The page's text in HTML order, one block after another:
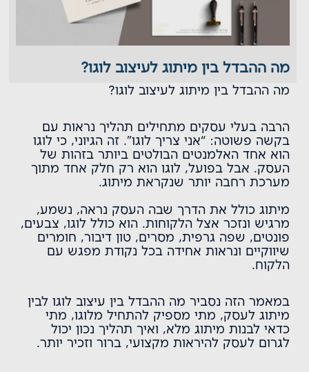
מה ההבדל בין מיתוג לעיצוב לוגו?
מה ההבדל בין מיתוג לעיצוב לוגו?
הרבה בעלי עסקים מתחילים תהליך נראות עם
בקשה פשוטה: “אני צריך לוגו”. זה הגיוני, כי לוגו
הוא אחד האלמנטים הבולטים ביותר בזהות של
העסק. אבל בפועל, לוגו הוא רק חלק אחד מתוך
מערכת רחבה יותר שנקראת מיתוג.
מיתוג כולל את הדרך שבה העסק נראה, נשמע,
מרגיש ונזכר אצל הלקוחות. הוא כולל לוגו, צבעים,
פונטים, שפה גרפית, מסרים, טון דיבור, חומרים
שיווקיים ונראות אחידה בכל נקודת מפגש עם
הלקוח.
במאמר הזה נסביר מה ההבדל בין עיצוב לוגו לבין
מיתוג לעסק, מתי מספיק להתחיל מלוגו, מתי
כדאי לבנות מיתוג מלא, ואיך תהליך נכון יכול
לגרום לעסק להיראות מקצועי, ברור וזכיר יותר.